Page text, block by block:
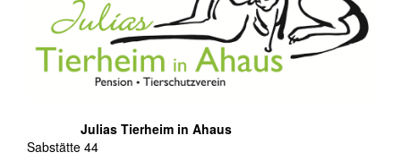
Julias Tierheim in Ahaus
Sabstätte 44